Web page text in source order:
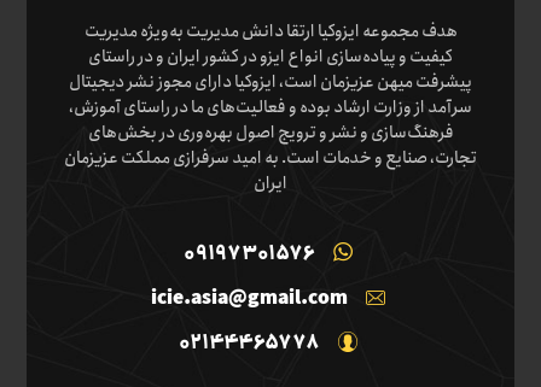
هدف مجموعه ایزوکیا ارتقا دانش مدیریت به‌ویژه مدیریت
کیفیت و پیاده‌سازی انواع ایزو در کشور ایران و در راستای
پیشرفت میهن عزیزمان است، ایزوکیا دارای مجوز نشر دیجیتال
سرآمد از وزارت ارشاد بوده و فعالیت‌های ما در راستای آموزش،
فرهنگ‌سازی و نشر و ترویج اصول بهره‌وری در بخش‌های
تجارت، صنایع و خدمات است. به امید سرفرازی مملکت عزیزمان
ایران
09197301576
icie.asia@gmail.com
02144465778